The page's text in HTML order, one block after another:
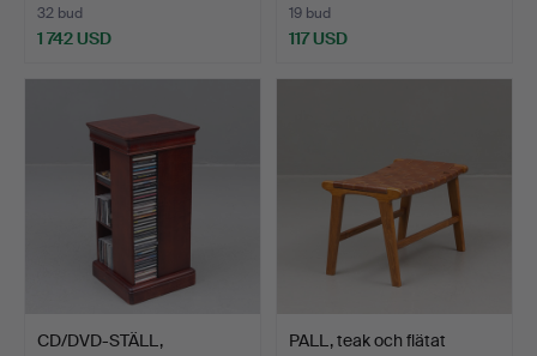
32 bud
1 742 USD
19 bud
117 USD
CD/DVD-STÄLL,
PALL, teak och flätat